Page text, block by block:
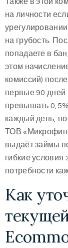
на личности
на грубость.
попадаете в
этом
комиссий)
первые 90 дней
превышать
каждый день,
ТОВ
выдаёт займы
гибкие
потребности
Как